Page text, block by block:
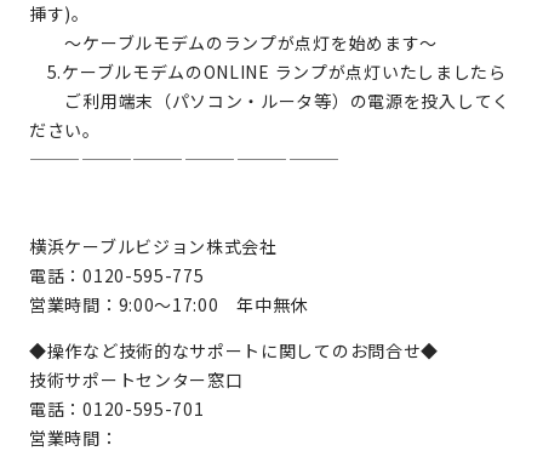
挿す)。
～ケーブルモデムのランプが点灯を始めます～
5.ケーブルモデムのONLINE ランプが点灯いたしましたら
ご利用端末（パソコン・ルータ等）の電源を投入してく
ださい。
——————————————————
横浜ケーブルビジョン株式会社
電話：0120-595-775
営業時間：9:00～17:00 年中無休
◆操作など技術的なサポートに関してのお問合せ◆
技術サポートセンター窓口
電話：0120-595-701
営業時間：